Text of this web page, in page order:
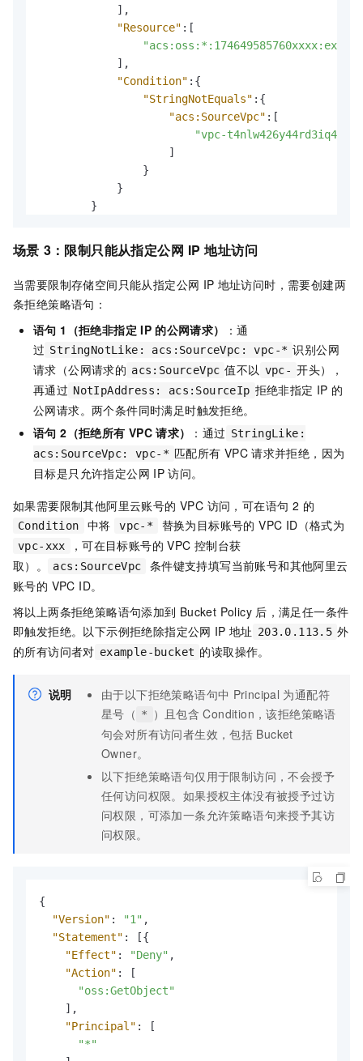
] ,
"Resource" : [
] ,
"Condition" : {
"StringNotEquals" : {
"acs:SourceVpc" : [
"vpc-
]
}
}
}
场景 3：限制只能从指定公网 IP 地址访问
当需要限制存储空间只能从指定公网 IP 地址访问时，需要创建两
条拒绝策略语句：
语句 1（拒绝非指定 IP 的公网请求）
：通
过 StringNotLike: acs:SourceVpc: vpc-* 识别公网
请求（公网请求的 acs:SourceVpc 值不以 vpc- 开头），
再通过 NotIpAddress: acs:SourceIp 拒绝非指定 IP 的
公网请求。两个条件同时满足时触发拒绝。
语句 2（拒绝所有 VPC 请求） ：通过 StringLike:
acs:SourceVpc: vpc-* 匹配所有 VPC 请求并拒绝，因为
目标是只允许指定公网 IP 访问。
如果需要限制其他阿里云账号的 VPC 访问，可在语句 2 的
Condition 中将 vpc-* 替换为目标账号的 VPC ID（格式为
vpc-xxx
，可在目标账号的 VPC 控制台获
取）。
acs:SourceVpc
条件键支持填写当前账号和其他阿里云
账号的 VPC ID。
将以上两条拒绝策略语句添加到 Bucket Policy 后，满足任一条件
即触发拒绝。以下示例拒绝除指定公网 IP 地址 203.0.113.5 外
的所有访问者对 example-bucket 的读取操作。
说明 由于以下拒绝策略语句中 Principal 为通配符
星号（ * ）且包含 Condition，该拒绝策略语
句会对所有访问者生效，包括 Bucket
Owner。
以下拒绝策略语句仅用于限制访问，不会授予
任何访问权限。如果授权主体没有被授予过访
问权限，可添加一条允许策略语句来授予其访
问权限。
{
"Version" : "1" ,
"Statement" : [{
"Effect" : "Deny" ,
"Action" :
[
"oss:GetObject"
] ,
"Principal" :
[
"*"